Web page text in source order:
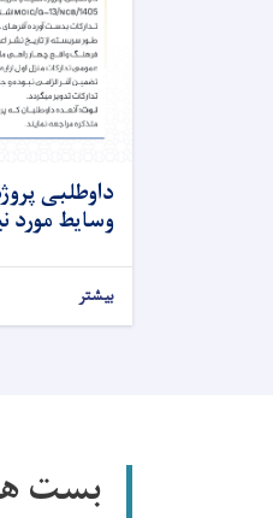
داوطلبی
وسایط مورد
بیشتر
بست